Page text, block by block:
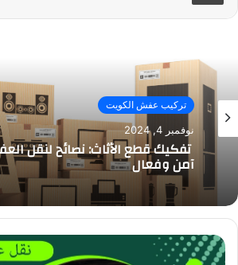
تركيب عفش الكويت
نوفمبر 4, 2024
تفكيك قطع الأثاث: نصائح لنقل
آمن وفعال